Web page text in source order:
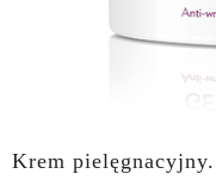
Krem pielęgnacyjny.